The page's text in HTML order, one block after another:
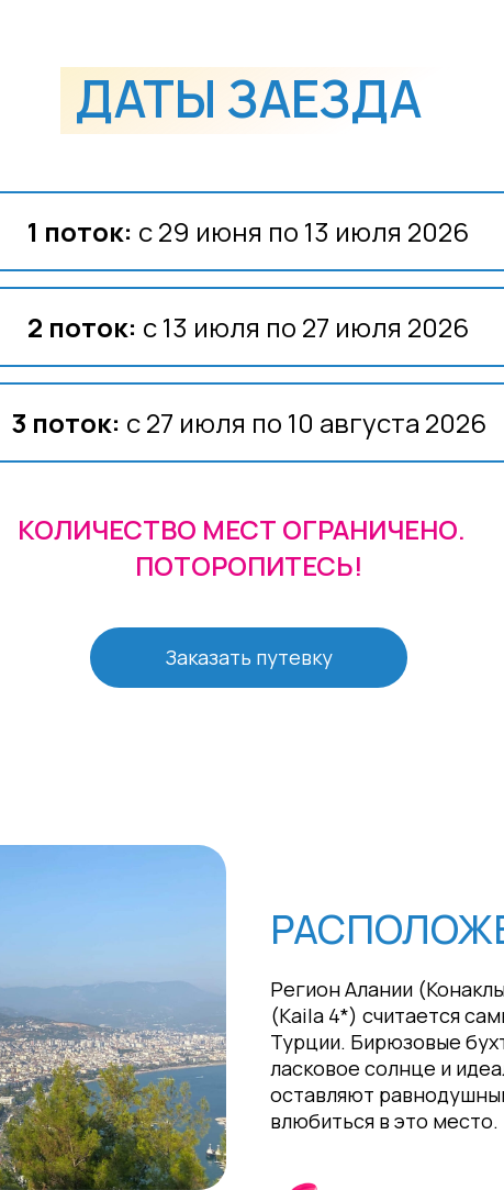
2 поток: с 13 июля по 27 июля 2026
1 поток: с 29 июня по 13 июля 2026
3 поток: с 27 июля по 10 августа 2026
КОЛИЧЕСТВО МЕСТ ОГРАНИЧЕНО.
ПОТОРОПИТЕСЬ!
ДАТЫ ЗАЕЗДА
Заказать путевку
Регион Алании
(Kaila 4*) считается
Турции. Бирюзовые
ласковое солнце и
оставляют
влюбиться в это место.